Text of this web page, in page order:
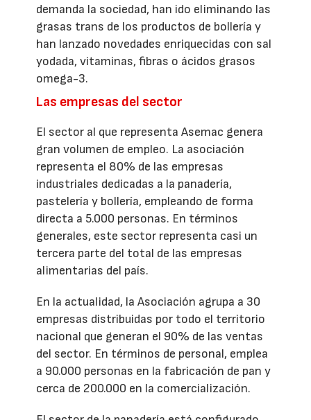
demanda la sociedad, han ido eliminando las
grasas trans de los productos de bollería y
han lanzado novedades enriquecidas con sal
yodada, vitaminas, fibras o ácidos grasos
omega-3.
Las empresas del sector
El sector al que representa Asemac genera
gran volumen de empleo. La asociación
representa el 80% de las empresas
industriales dedicadas a la panadería,
pastelería y bollería, empleando de forma
directa a 5.000 personas. En términos
generales, este sector representa casi un
tercera parte del total de las empresas
alimentarias del país.
En la actualidad, la Asociación agrupa a 30
empresas distribuidas por todo el territorio
nacional que generan el 90% de las ventas
del sector. En términos de personal, emplea
a 90.000 personas en la fabricación de pan y
cerca de 200.000 en la comercialización.